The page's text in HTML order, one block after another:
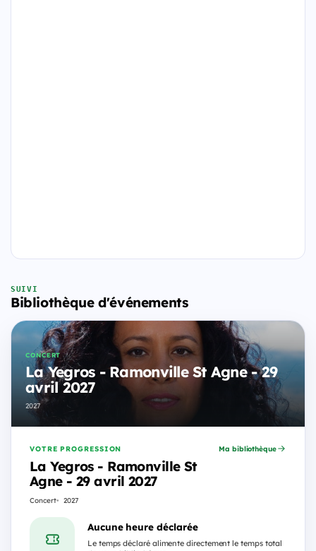
SUIVI
Bibliothèque d'événements
CONCERT
La Yegros - Ramonville St Agne - 29
avril 2027
2027
VOTRE PROGRESSION
La Yegros - Ramonville St
Agne - 29 avril 2027
Concert 2027
Ma bibliothèque
Aucune heure déclarée
Le temps déclaré alimente directement le temps total